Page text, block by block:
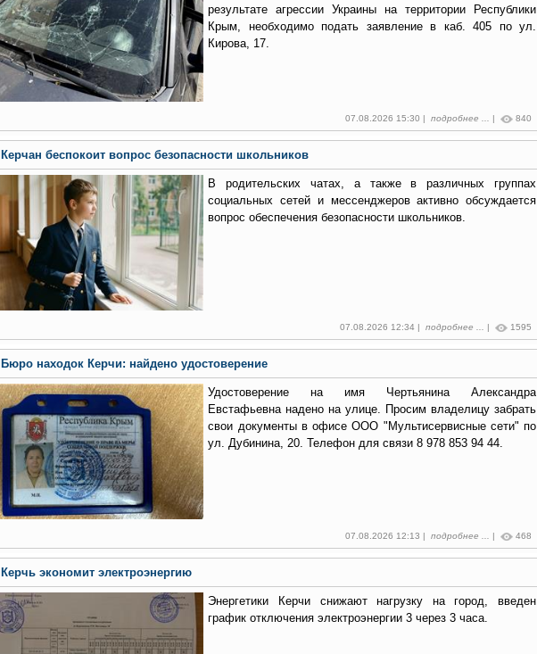
результате агрессии Украины на территории Республики
Крым, необходимо подать заявление в каб. 405 по ул.
Кирова, 17.
07.08.2026 15:30 | подробнее ... 840
Керчан беспокоит вопрос безопасности школьников
В родительских чатах, а также в различных группах
социальных сетей и мессенджеров активно обсуждается
вопрос обеспечения безопасности школьников.
07.08.2026 12:34 | подробнее ... | 1595
Бюро находок Керчи: найдено удостоверение
Удостоверение на имя Чертьянина Александра
Евстафьевна надено на улице. Просим владелицу забрать
свои документы в офисе ООО "Мультисервисные сети" по
ул. Дубинина, 20. Телефон для связи 8 978 853 94 44.
07.08.2026 12:13 | подробнее ... | 468
Керчь экономит электроэнергию
Энергетики Керчи снижают нагрузку на город, введен
график отключения электроэнергии 3 через 3 часа.